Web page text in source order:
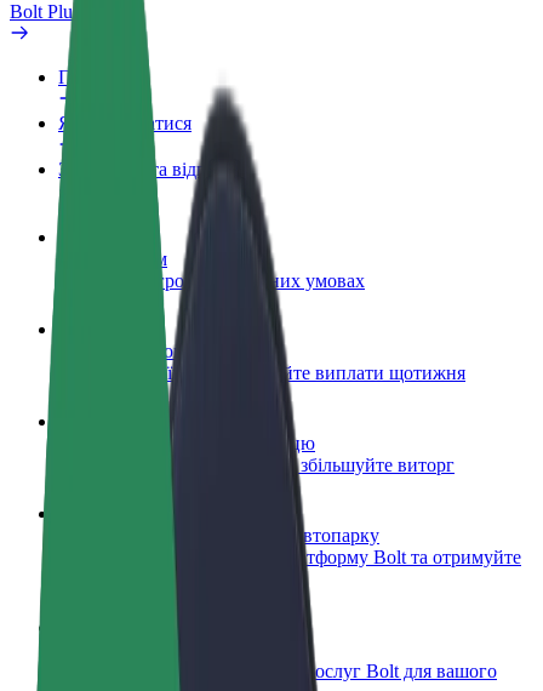
Bolt Plus
Переваги
Як приєднатися
Запитання та відповіді
Стати водієм
Заробляйте гроші на власних умовах
Стати кур'єром
Доставляйте їжу та отримуйте виплати щотижня
Додати ресторан чи крамницю
Залучайте більше клієнтів та збільшуйте виторг
Зареєструватися як власник автопарку
Додайте Ваш автопарк на платформу Bolt та отримуйте
Масштабування продуктів та послуг Bolt для вашого